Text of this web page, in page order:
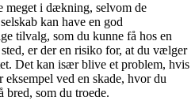
meget i dækning, selvom de
kan have en god
tilvalg, som du kunne få hos en
er der en risiko for, at du vælger
Det kan især blive et problem, hvis
ved en skade, hvor du
bred, som du troede.